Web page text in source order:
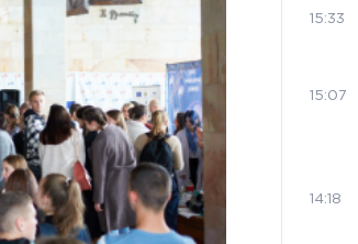
15:33
15:07
14:18